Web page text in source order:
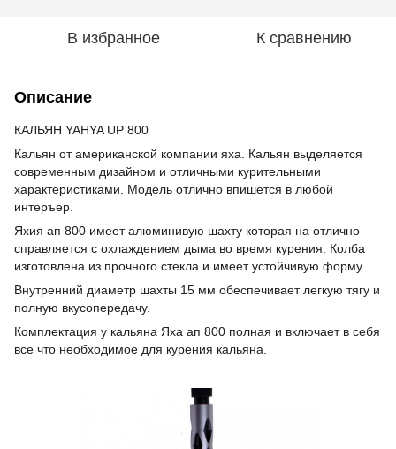
В избранное К сравнению
Описание
КАЛЬЯН YAHYA UP 800
Кальян от американской компании яха. Кальян выделяется
современным дизайном и отличными курительными
характеристиками. Модель отлично впишется в любой
интеръер.
Яхия ап 800 имеет алюминивую шахту которая на отлично
справляется с охлаждением дыма во время курения. Колба
изготовлена из прочного стекла и имеет устойчивую форму.
Внутренний диаметр шахты 15 мм обеспечивает легкую тягу и
полную вкусопередачу.
Комплектация у кальяна Яха ап 800 полная и включает в себя
все что необходимое для курения кальяна.